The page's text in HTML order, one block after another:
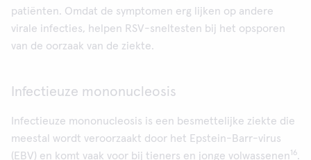
patiënten. Omdat de symptomen erg lijken op andere
virale infecties, helpen RSV-sneltesten bij het opsporen
van de oorzaak van de ziekte.
Infectieuze mononucleosis
Infectieuze mononucleosis is een besmettelijke ziekte die
meestal wordt veroorzaakt door het Epstein-Barr-virus
(EBV) en komt vaak voor bij tieners en jonge volwassenen16.